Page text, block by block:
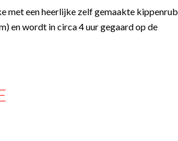
met een heerlijke zelf gemaakte kippenrub
en wordt in circa 4 uur gegaard op de